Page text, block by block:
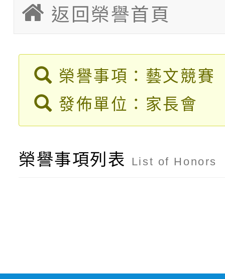
結果(第12招)
賽及師生本土語及新住
轉知：「桃園市115學
動辦法」
轉知臺中市政府政風處
城市手牽手，綠能透明
畫影片一案
轉知：「115學年度全
劇比賽實施要點」及修
表
轉知：桃園市115年度
敬師藝文競賽』實施計
【甄選結果(第11招)】
返回榮譽首頁
榮譽事項：藝文競賽
發佈單位：家長會
榮譽事項列表 List of Honors